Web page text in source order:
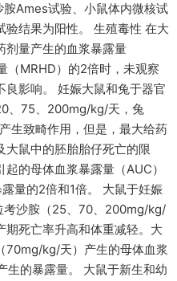
Ames试验、小鼠体内微核试
结果为阳性。 生殖毒性 在大
剂量产生的血浆暴露量
（MRHD）的2倍时，未观察
影响。 妊娠大鼠和兔于器官
、75、200mg/kg/天，兔
生致畸作用，但是，最大给药
大鼠中的胚胎胎仔死亡的限
的母体血浆暴露量（AUC）
量的2倍和1倍。 大鼠于妊娠
考沙胺（25、70、200mg/kg/
期死亡率升高和体重减轻。大
70mg/kg/天）产生的母体血浆
生的暴露量。 大鼠于新生和幼